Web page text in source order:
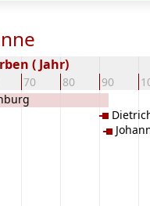
70 80 90
( Jahr)